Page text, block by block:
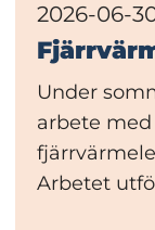
2026-06-
Under
arbete
Arbetet